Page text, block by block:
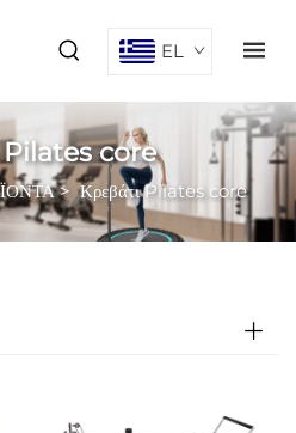
EL
Pilates core
>Κρεβάτι Pilates core